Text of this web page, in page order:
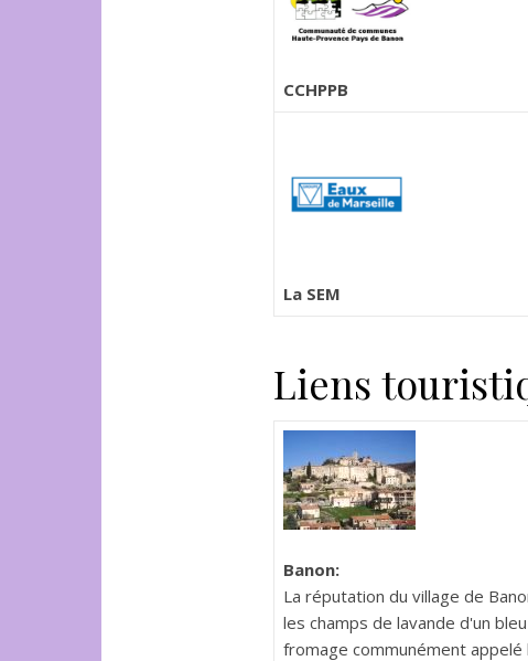
CCHPPB
La SEM
Liens
Banon:
La réputation du village de
les champs de lavande d'un
fromage communément appelé